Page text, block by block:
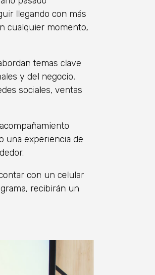
llegando con más
cualquier momento,
temas clave
y del negocio,
sociales, ventas
una experiencia de
con un celular
recibirán un